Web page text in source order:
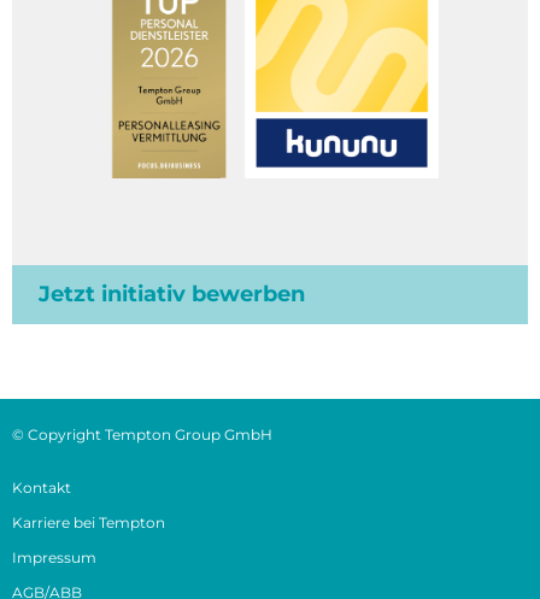
Jetzt initiativ bewerben
© Copyright Tempton Group GmbH
Kontakt
Karriere bei Tempton
Impressum
AGB/ABB